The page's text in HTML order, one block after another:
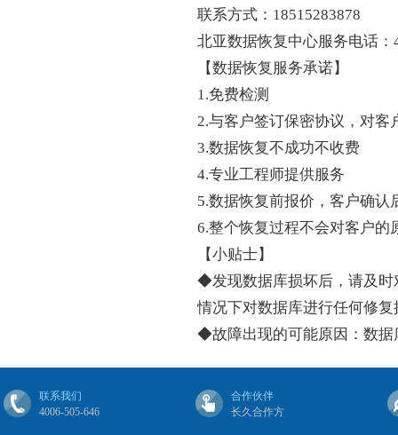
联系方式：18515283878
北亚数据恢复中心服务电话：
【数据恢复服务承诺】
1.免费检测
2.与客户签订保密协议，对客
3.数据恢复不成功不收费
4.专业工程师提供服务
5.数据恢复前报价，客户确认
6.整个恢复过程不会对客户的
【小贴士】
◆发现数据库损坏后，请及时
情况下对数据库进行任何修复
◆故障出现的可能原因：数据
联系我们
4006-505-646
合作伙伴
长久合作方